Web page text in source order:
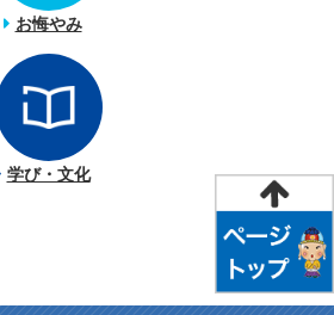
お悔やみ
学び・文化